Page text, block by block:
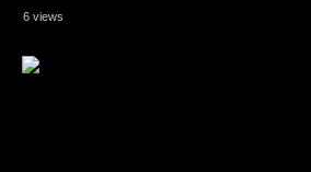
6 views